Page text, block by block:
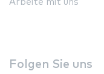
Arbeite mit uns
Folgen Sie uns